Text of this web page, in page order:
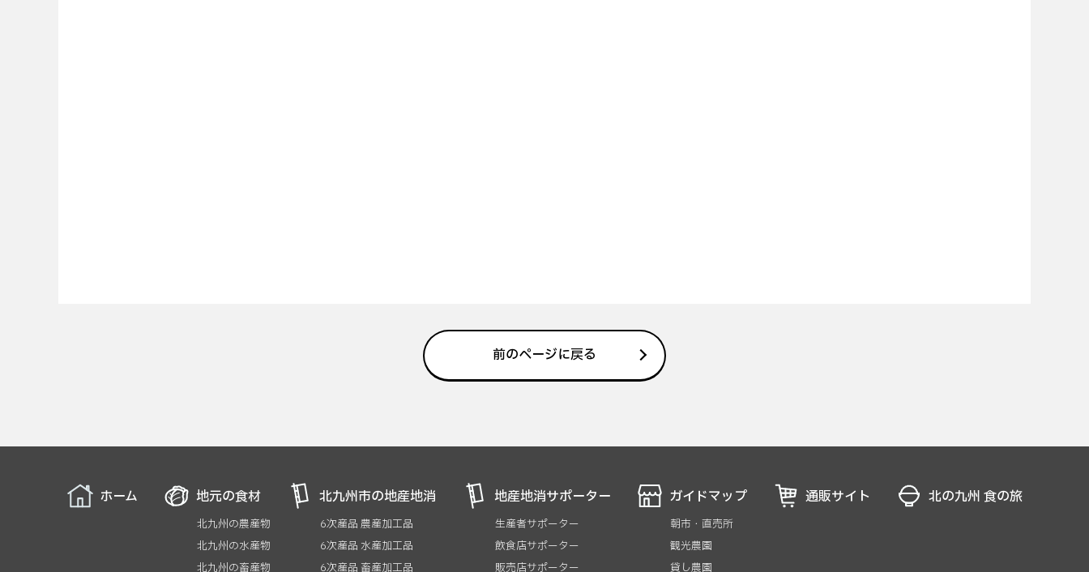
前のページに戻る
ホーム 地元の食材
北九州の農産物
北九州の水産物
北九州の畜産物
北九州市の地産地消
6次産品 農産加工品
6次産品 水産加工品
6次産品 畜産加工品
地産地消サポーター
生産者サポーター
飲食店サポーター
販売店サポーター
ガイドマップ
朝市・直売所
観光農園
貸し農園
通販サイト 北の九州 食の旅